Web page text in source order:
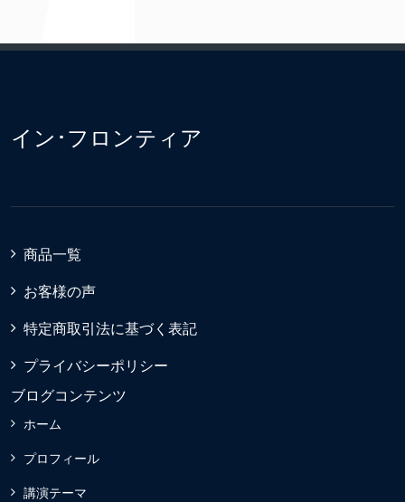
イン･フロンティア
商品一覧
お客様の声
特定商取引法に基づく表記
プライバシーポリシー
ブログコンテンツ
ホーム
プロフィール
講演テーマ